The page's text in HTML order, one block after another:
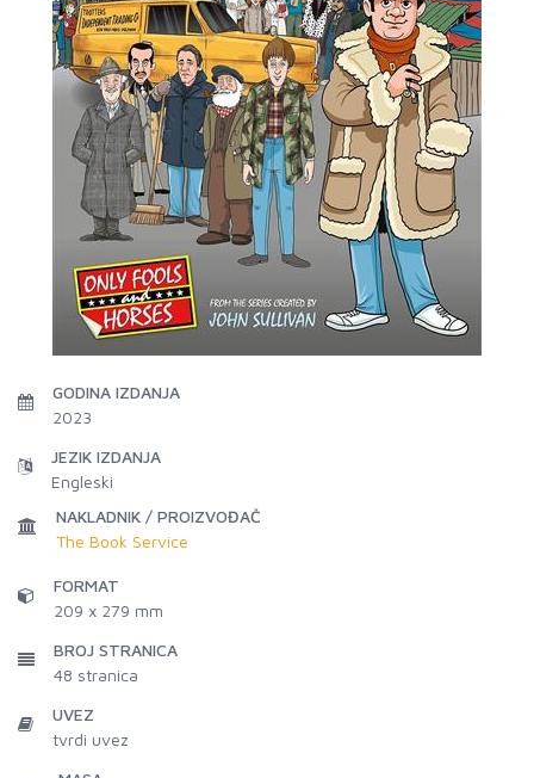
GODINA IZDANJA
2023
JEZIK IZDANJA
Engleski
NAKLADNIK / PROIZVOĐAČ
The Book Service
FORMAT
209 x 279 mm
BROJ STRANICA
48 stranica
UVEZ
tvrdi uvez